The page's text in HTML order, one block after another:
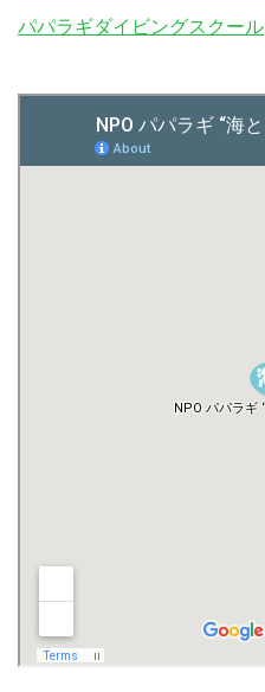
パパラギダイビングスクール